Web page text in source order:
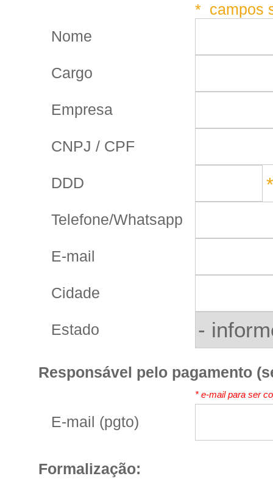
* campos
Nome
Cargo
Empresa
CNPJ / CPF
DDD *
Telefone/Whatsapp
E-mail
Cidade
Estado
Responsável pelo pagamento
* e-mail para ser
E-mail (pgto)
Formalização: